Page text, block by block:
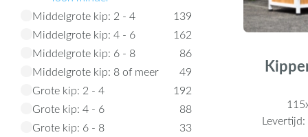
Middelgrote kip: 2 - 4
139
Middelgrote kip: 4 - 6
162
Middelgrote kip: 6 - 8
86
Middelgrote kip: 8 of meer
49
Grote kip: 2 - 4
192
Grote kip: 4 - 6
88
Grote kip: 6 - 8
33
Levertijd: